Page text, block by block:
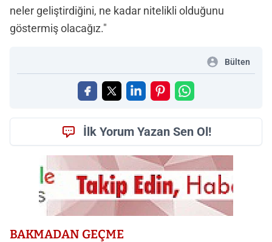
neler geliştirdiğini, ne kadar nitelikli olduğunu
göstermiş olacağız."
Bülten
İlk Yorum Yazan Sen Ol!
BAKMADAN GEÇME